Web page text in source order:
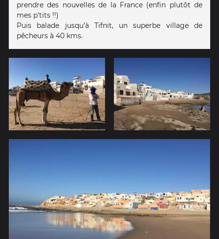
prendre des nouvelles de la France (enfin plutôt de
mes p’tits !!)
Puis balade jusqu’à Tifnit, un superbe village de
pêcheurs à 40 kms.